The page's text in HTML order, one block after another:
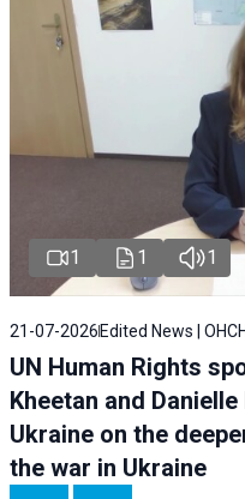
1 1 1
21-07-2026 Edited News |
UN Human Rights
Kheetan and
Ukraine on the
the war in Ukraine